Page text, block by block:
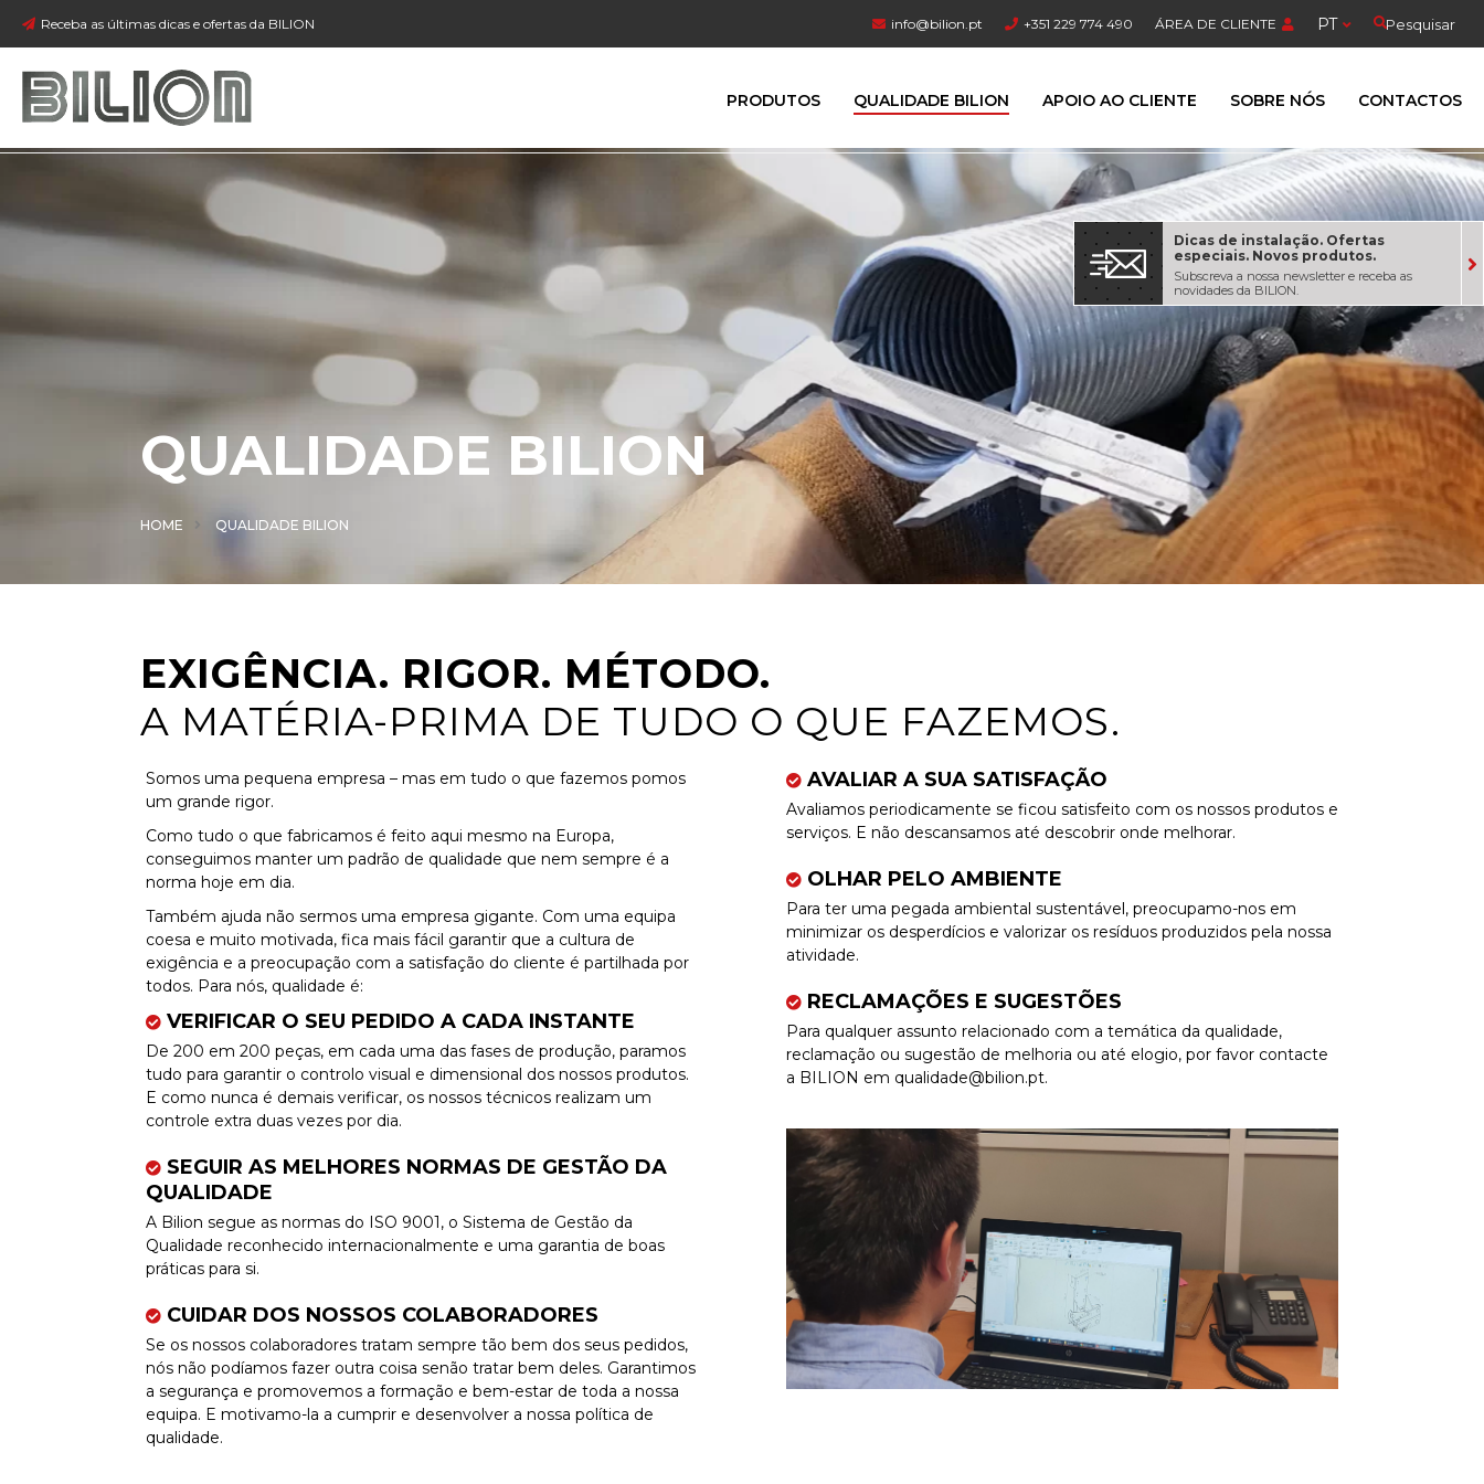
Receba as últimas dicas e ofertas da BILION info@bilion.pt +351 229 774 490 ÁREA DE CLIENTE PT Pesquisar
PRODUTOS QUALIDADE BILION APOIO AO CLIENTE SOBRE NÓS CONTACTOS
Dicas de instalação. Ofertas
especiais. Novos produtos.
Subscreva a nossa newsletter e receba as
novidades da BILION.
QUALIDADE BILION
HOME QUALIDADE BILION
EXIGÊNCIA. RIGOR. MÉTODO.
A MATÉRIA-PRIMA DE TUDO O QUE FAZEMOS.​
Somos uma pequena empresa – mas em tudo o que fazemos pomos
um grande rigor.
Como tudo o que fabricamos é feito aqui mesmo na Europa,
conseguimos manter um padrão de qualidade que nem sempre é a
norma hoje em dia.
Também ajuda não sermos uma empresa gigante. Com uma equipa
coesa e muito motivada, fica mais fácil garantir que a cultura de
exigência e a preocupação com a satisfação do cliente é partilhada por
todos. Para nós, qualidade é:
VERIFICAR O SEU PEDIDO A CADA INSTANTE
De 200 em 200 peças, em cada uma das fases de produção, paramos
tudo para garantir o controlo visual e dimensional dos nossos produtos.
E como nunca é demais verificar, os nossos técnicos realizam um
controle extra duas vezes por dia.
SEGUIR AS MELHORES NORMAS DE GESTÃO DA
QUALIDADE
A Bilion segue as normas do ISO 9001, o Sistema de Gestão da
Qualidade reconhecido internacionalmente e uma garantia de boas
práticas para si.
CUIDAR DOS NOSSOS COLABORADORES
Se os nossos colaboradores tratam sempre tão bem dos seus pedidos,
nós não podíamos fazer outra coisa senão tratar bem deles. Garantimos
a segurança e promovemos a formação e bem-estar de toda a nossa
equipa. E motivamo-la a cumprir e desenvolver a nossa política de
qualidade.
AVALIAR A SUA SATISFAÇÃO
Avaliamos periodicamente se ficou satisfeito com os nossos produtos e
serviços. E não descansamos até descobrir onde melhorar.
OLHAR PELO AMBIENTE
Para ter uma pegada ambiental sustentável, preocupamo-nos em
minimizar os desperdícios e valorizar os resíduos produzidos pela nossa
atividade.
RECLAMAÇÕES E SUGESTÕES
Para qualquer assunto relacionado com a temática da qualidade,
reclamação ou sugestão de melhoria ou até elogio, por favor contacte
a BILION em qualidade@bilion.pt.